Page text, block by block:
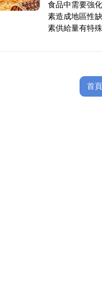
食品中需要強
素造成地區性
素供給量有特
首頁